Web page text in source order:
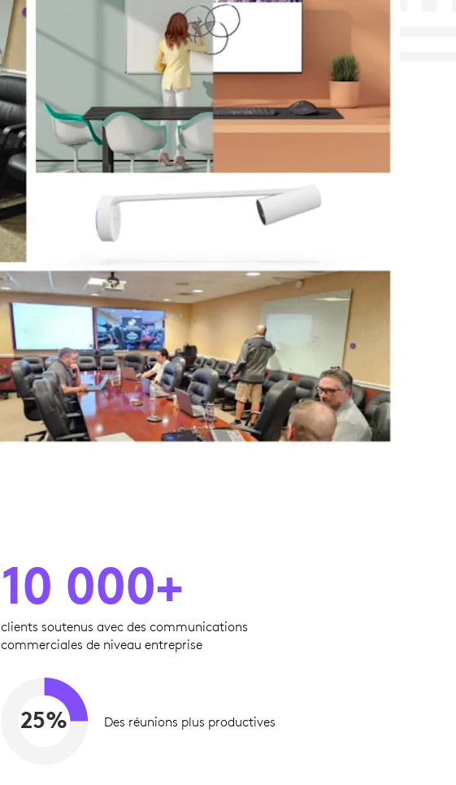
10 000+
clients soutenus avec des communications
commerciales de niveau entreprise
25% Des réunions plus productives